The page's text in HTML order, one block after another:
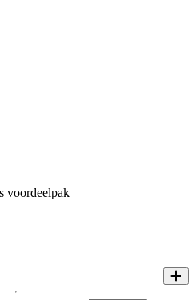
voordeelpak